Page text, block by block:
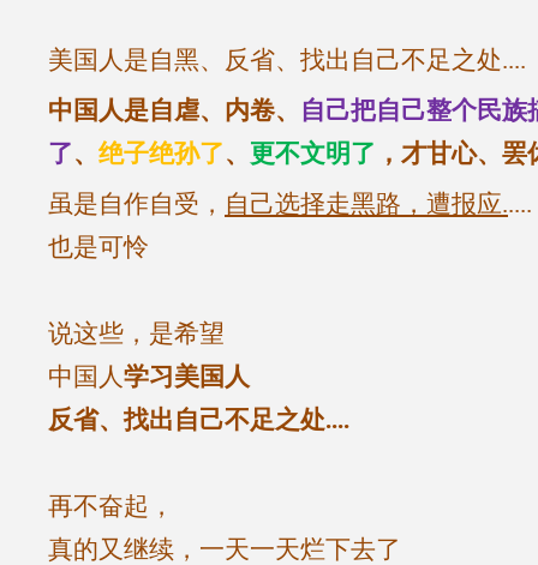
美国人是自黑、反省、找出自己不足之处....
中国人是自虐、内卷、
自己把自己整个民族
了、 绝子绝孙了、 更不文明了 ，才甘心、罢
虽是自作自受， 自己选择走黑路，遭报应.....
也是可怜
说这些，是希望
中国人学习美国人
反省、找出自己不足之处....
再不奋起，
真的又继续，一天一天烂下去了